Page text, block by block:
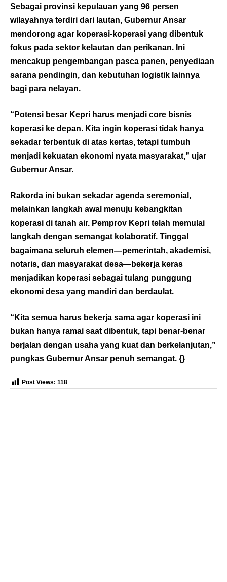
Sebagai provinsi kepulauan yang 96 persen
wilayahnya terdiri dari lautan, Gubernur Ansar
mendorong agar koperasi-koperasi yang dibentuk
fokus pada sektor kelautan dan perikanan. Ini
mencakup pengembangan pasca panen, penyediaan
sarana pendingin, dan kebutuhan logistik lainnya
bagi para nelayan.
“Potensi besar Kepri harus menjadi core bisnis
koperasi ke depan. Kita ingin koperasi tidak hanya
sekadar terbentuk di atas kertas, tetapi tumbuh
menjadi kekuatan ekonomi nyata masyarakat,” ujar
Gubernur Ansar.
Rakorda ini bukan sekadar agenda seremonial,
melainkan langkah awal menuju kebangkitan
koperasi di tanah air. Pemprov Kepri telah memulai
langkah dengan semangat kolaboratif. Tinggal
bagaimana seluruh elemen—pemerintah, akademisi,
notaris, dan masyarakat desa—bekerja keras
menjadikan koperasi sebagai tulang punggung
ekonomi desa yang mandiri dan berdaulat.
“Kita semua harus bekerja sama agar koperasi ini
bukan hanya ramai saat dibentuk, tapi benar-benar
berjalan dengan usaha yang kuat dan berkelanjutan,”
pungkas Gubernur Ansar penuh semangat. {}
Post Views: 118